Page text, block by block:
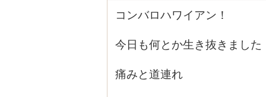
コンバロハワイアン！
今日も何とか生き抜きました
痛みと道連れ